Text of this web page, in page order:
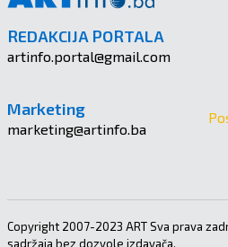
REDAKCIJA PORTALA
artinfo.portal@gmail.com
Marketing
marketing@artinfo.ba
Copyright 2007-2023 ART Sva prava
sadržaja bez dozvole izdavača.